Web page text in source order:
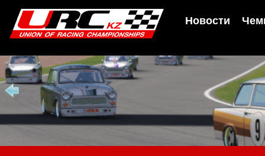
Новости